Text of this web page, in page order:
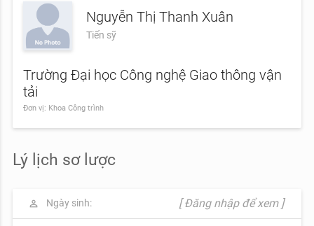
Nguyễn Thị Thanh Xuân
Tiến sỹ
Trường Đại học Công nghệ Giao thông vận
tải
Đơn vị: Khoa Công trình
Lý lịch sơ lược
perm_identity Ngày sinh: [ Đăng nhập để xem ]